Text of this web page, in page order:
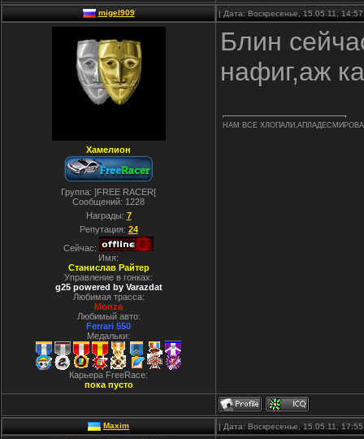
migel909 | Дата: Воскресенье, 15.05.11,
Хамелион
Группа: ]FREE RACER[
Сообщений: 1228
Награды: 7
Репутация: 24
Сейчас:
Имя:
Станислав Райтер
Управление в гонках:
g25 powered by Varazdat
Любимая трасса:
Monza
Любимый авто:
Ferrari 550
Медальки:
Карьера FreeRace:
пока пусто
Блин
нафиг,аж
НАМ ВСЕ
Maxim | Дата: Воскресенье, 15.05.11,